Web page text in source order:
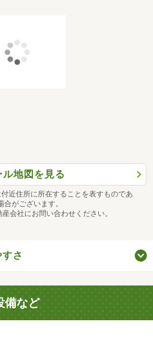
ル地図を見る
近住所に所在することを表すものであ
がございます。
会社にお問い合わせください。
さ
備など